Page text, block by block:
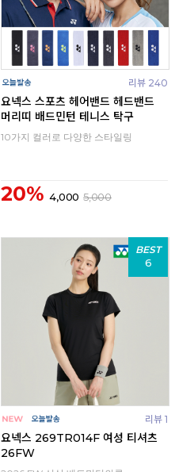
리뷰 240
요넥스 스포츠 헤어밴드 헤드밴드
머리띠 배드민턴 테니스 탁구
10가지 컬러로 다양한 스타일링
20% 4,000 5,000
BEST
6
리뷰 1
요넥스 269TR014F 여성 티셔츠
26FW